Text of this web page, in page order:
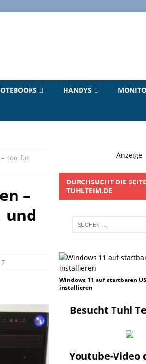
HANDYS
Tool für
–
und
Anzeige
DURCHSUCHT DIE SEITE
TUHLTEIM.DE
Windows 11 auf startbaren
installieren
Besucht Tuhl
Youtube-Video